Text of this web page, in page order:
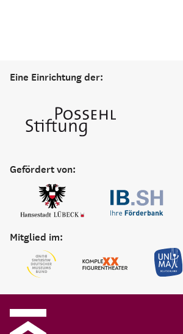
Eine Einrichtung der:
Gefördert von:
Mitglied im: